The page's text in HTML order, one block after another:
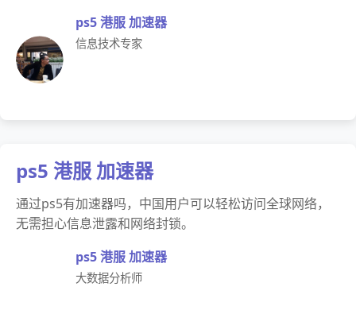
ps5 港服 加速器
信息技术专家
ps5 港服 加速器
通过ps5有加速器吗，中国用户可以轻松访问全球网络，
无需担心信息泄露和网络封锁。
ps5 港服 加速器
大数据分析师